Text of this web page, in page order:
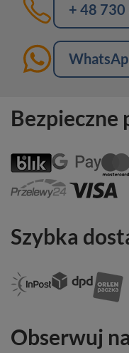
+ 48
Bezpieczne
Szybka
Obserwuj